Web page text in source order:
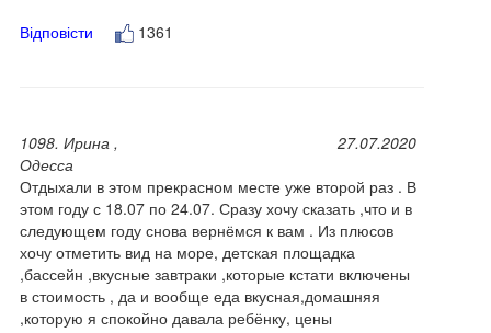
Відповісти
1361
1098. Ирина ,
Одесса
27.07.2020
Отдыхали в этом прекрасном месте уже второй раз . В
этом году с 18.07 по 24.07. Сразу хочу сказать ,что и в
следующем году снова вернёмся к вам . Из плюсов
хочу отметить вид на море, детская площадка
,бассейн ,вкусные завтраки ,которые кстати включены
в стоимость , да и вообще еда вкусная,домашняя
,которую я спокойно давала ребёнку, цены